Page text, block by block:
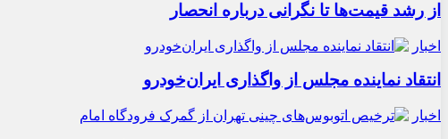
از رشد قیمت‌ها تا نگرانی درباره انحصار
اخبار
انتقاد نماینده مجلس از واگذاری ایران‌خودرو
اخبار